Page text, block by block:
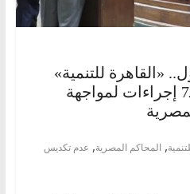
«القاهرة للتنمية»
تطالب وزارة العدل بـ7 إجراءات لمواجهة
, المحاكم المصرية, عدم تكديس